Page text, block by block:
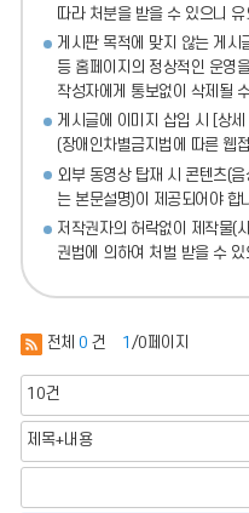
따라 처분을 받을 수 있으니 유
게시판 목적에 맞지 않는 게시
등 홈페이지의 정상적인 운영
작성자에게 통보없이 삭제될
게시글에 이미지 삽입 시 [상
(장애인차별금지법에 따른 웹
외부 동영상 탑재 시 콘텐츠(
는 본문설명)이 제공되어야 합
저작권자의 허락없이 제작물(
권법에 의하여 처벌 받을 수
전체 0 건 1 /0페이지